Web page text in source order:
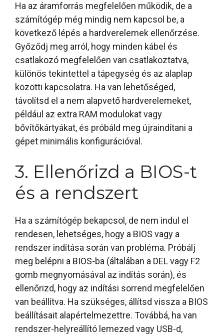
Ha az áramforrás megfelelően működik, de a
számítógép még mindig nem kapcsol be, a
következő lépés a hardverelemek ellenőrzése.
Győződj meg arról, hogy minden kábel és
csatlakozó megfelelően van csatlakoztatva,
különös tekintettel a tápegység és az alaplap
közötti kapcsolatra. Ha van lehetőséged,
távolítsd el a nem alapvető hardverelemeket,
például az extra RAM modulokat vagy
bővítőkártyákat, és próbáld meg újraindítani a
gépet minimális konfigurációval.
3. Ellenőrizd a BIOS-t
és a rendszert
Ha a számítógép bekapcsol, de nem indul el
rendesen, lehetséges, hogy a BIOS vagy a
rendszer indítása során van probléma. Próbálj
meg belépni a BIOS-ba (általában a DEL vagy F2
gomb megnyomásával az indítás során), és
ellenőrizd, hogy az indítási sorrend megfelelően
van beállítva. Ha szükséges, állítsd vissza a BIOS
beállításait alapértelmezettre. Továbbá, ha van
rendszer-helyreállító lemezed vagy USB-d,